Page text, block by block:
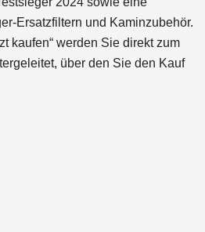
Ersatzfiltern und Kaminzubehör.
kaufen“ werden Sie direkt zum
über den Sie den Kauf